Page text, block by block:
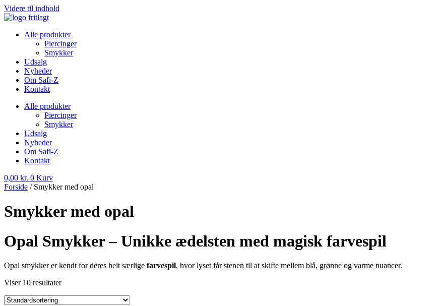
Videre til indhold
Alle produkter
Piercinger
Smykker
Udsalg
Nyheder
Om Safi-Z
Kontakt
Alle produkter
Piercinger
Smykker
Udsalg
Nyheder
Om Safi-Z
Kontakt
0,00 kr. 0 Kurv
Forside / Smykker med opal
Smykker med opal
Opal Smykker – Unikke ædelsten med magisk farvespil
Opal smykker er kendt for deres helt særlige farvespil, hvor lyset får stenen til at skifte mellem blå, grønne og varme nuancer.
Viser 10 resultater